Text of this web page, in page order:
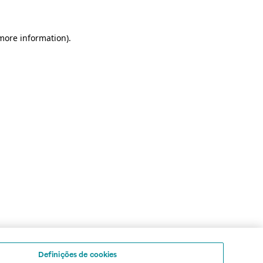
information).
Definições de cookies